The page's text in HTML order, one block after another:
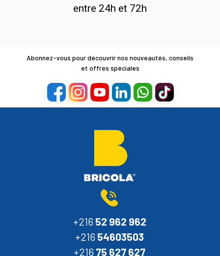
entre 24h et 72h
Abonnez-vous pour découvrir nos nouveautés, conseils
et offres spéciales
+216 52 962 962
+216 54603503
+216 75 627 627